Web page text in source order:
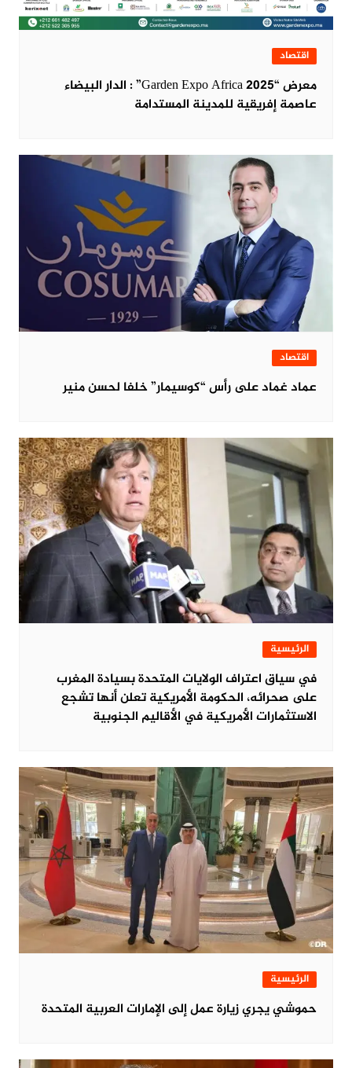
اقتصاد
معرض “Garden Expo Africa 2025” : الدار البيضاء
عاصمة إفريقية للمدينة المستدامة
اقتصاد
عماد غماد على رأس “كوسيمار” خلفا لحسن منير
الرئيسية
في سياق اعتراف الولايات المتحدة بسيادة المغرب
على صحرائه، الحكومة الأمريكية تعلن أنها تشجع
الاستثمارات الأمريكية في الأقاليم الجنوبية
الرئيسية
حموشي يجري زيارة عمل إلى الإمارات العربية المتحدة